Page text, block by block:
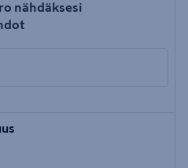
nähdäksesi